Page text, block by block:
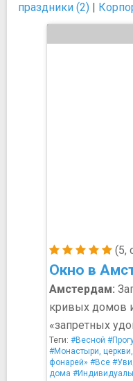
праздники (2) |
(5,
Окно в
Амстердам:
кривых домов
«запретных
Теги: #Весной
#Монастыри,
фонарей» #Все
дома